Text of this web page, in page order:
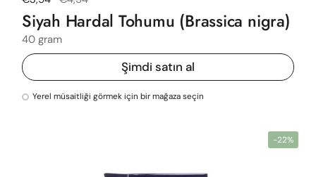
Siyah Hardal Tohumu (Brassica nigra)
40 gram
Şimdi satın al
Yerel müsaitliği görmek için bir mağaza seçin
-22%